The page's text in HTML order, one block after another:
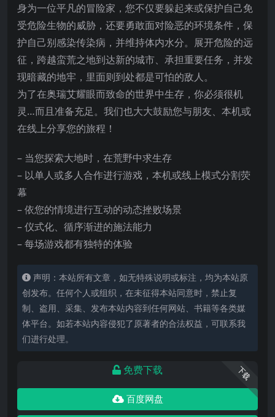
身为一位平凡的冒险家，您不仅要躲起来或保护自己免
受危险生物的威胁，还要勇敢面对险恶的环境条件，保
护自己别感染传染病，并维持体内水分。展开危险的远
征，跨越蛮荒之地到达新的城市、承担重要任务，并发
现暗藏的地牢，里面则到处都是可怕的敌人。
为了在奥瑞艾耀眼而致命的世界中生存，你必须很机
灵…而且准备充足。我们也大大鼓励您与朋友、本机或
在线上分享您的旅程！
– 当您探索大地时，在荒野中求生存
– 以单人或多人合作进行游戏，本机或线上模式分割荧
幕
– 依您的情境进行互动的动态挫败场景
– 仪式化、循序渐进的施法能力
– 每场游戏都有独特的体验
声明：本站所有文章，如无特殊说明或标注，均为本站原
创发布。任何个人或组织，在未征得本站同意时，禁止复
制、盗用、采集、发布本站内容到任何网站、书籍等各类媒
体平台。如若本站内容侵犯了原著者的合法权益，可联系我
们进行处理。
下载
免费下载
百度网盘